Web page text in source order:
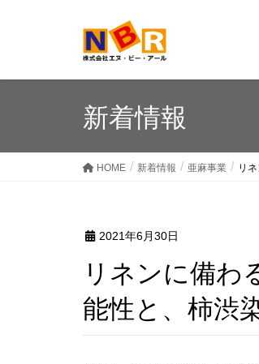
新着情報
HOME 新着情報 亜麻事業 リ
2021年6月30日
リネンに備わる抗菌・防臭と抗酸化の素晴らしい機
能性と、柿渋